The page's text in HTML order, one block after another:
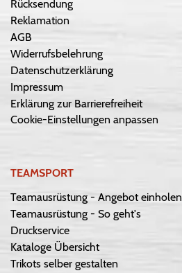
Rücksendung
Reklamation
AGB
Widerrufsbelehrung
Datenschutzerklärung
Impressum
Erklärung zur Barrierefreiheit
Cookie-Einstellungen anpassen
TEAMSPORT
Teamausrüstung - Angebot einholen
Teamausrüstung - So geht's
Druckservice
Kataloge Übersicht
Trikots selber gestalten